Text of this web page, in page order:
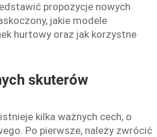
propozycje nowych
jakie modele
hurtowy oraz jak korzystne
skuterów
kilka ważnych cech, o
Po pierwsze, należy zwrócić